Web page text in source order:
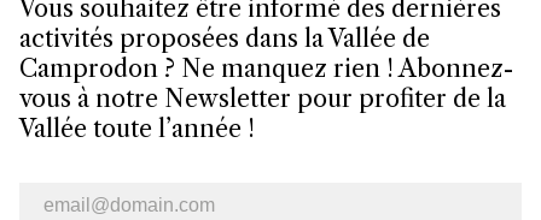
Vous souhaitez être informé des dernières
activités proposées dans la Vallée de
Camprodon ? Ne manquez rien ! Abonnez-
vous à notre Newsletter pour profiter de la
Vallée toute l’année !
Bulletin d’information par e-mail